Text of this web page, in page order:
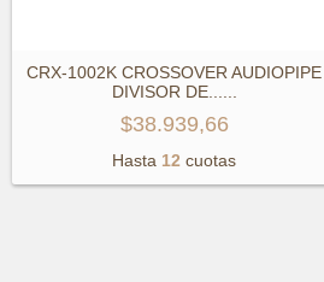
CRX-1002K CROSSOVER AUDIOPIPE
DIVISOR DE...
$38.939,66
Hasta 12 cuotas